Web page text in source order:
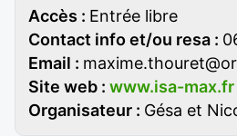
Accès : Entrée libre
Contact info et/ou resa :
Email :
Site web : www.isa-max.fr
Organisateur : Gésa et